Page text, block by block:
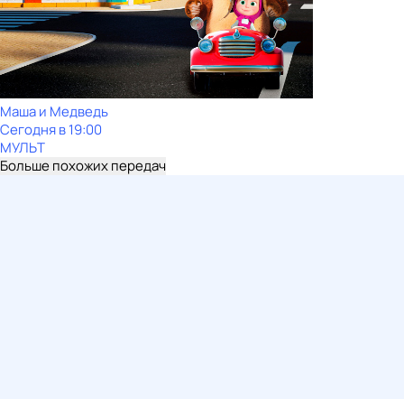
Маша и Медведь
Сегодня в 19:00
МУЛЬТ
Больше похожих передач